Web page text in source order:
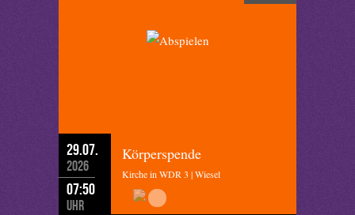
29.07.
2026
07:50
Uhr
Körperspende
Kirche in WDR 3 | Wiesel